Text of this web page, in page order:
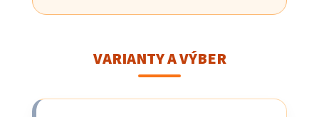
VARIANTY A VÝBER